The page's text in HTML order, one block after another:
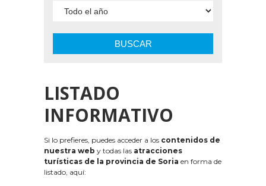
BUSCAR
LISTADO
INFORMATIVO
Si lo prefieres, puedes acceder a los contenidos de
nuestra web y todas las atracciones
turísticas de la provincia de Soria en forma de
listado, aquí: